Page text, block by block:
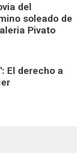
del
soleado de
Pivato
El derecho a